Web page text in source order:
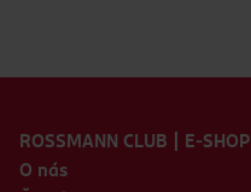
ROSSMANN CLUB | E-SHOP
O nás